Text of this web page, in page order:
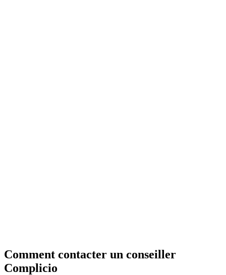
Comment contacter un conseiller
Complicio